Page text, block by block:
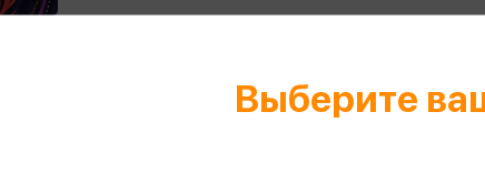
Выберите